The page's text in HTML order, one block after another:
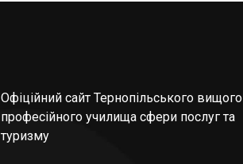
Офіційний сайт Тернопільського вищого
професійного училища сфери послуг та
туризму